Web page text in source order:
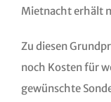
Mietnacht erhält
Zu diesen
noch Kosten für
gewünschte